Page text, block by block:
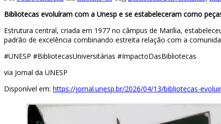
Bibliotecas evoluíram com a Unesp e se estabeleceram como
Estrutura central, criada em 1977 no câmpus de Marília,
padrão de excelência combinando estreita relação com a
#UNESP #BibliotecasUniversitárias #ImpactoDasBibliotecas
via Jornal da UNESP
Disponível em: https://jornal.unesp.br/2026/04/13/bibliotecas-